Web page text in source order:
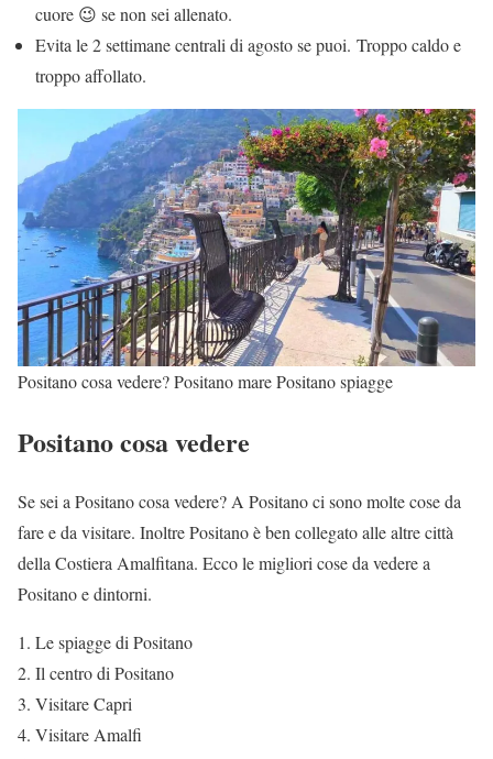
cuore 😉 se non sei allenato.
Evita le 2 settimane centrali di agosto se puoi. Troppo caldo e
troppo affollato.
Positano cosa vedere? Positano mare Positano spiagge
Positano cosa vedere
Se sei a Positano cosa vedere? A Positano ci sono molte cose da
fare e da visitare. Inoltre Positano è ben collegato alle altre città
della Costiera Amalfitana. Ecco le migliori cose da vedere a
Positano e dintorni.
Le spiagge di Positano
Il centro di Positano
Visitare Capri
Visitare Amalfi